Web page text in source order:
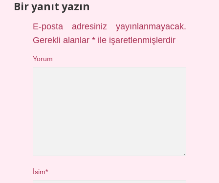
Bir yanıt yazın
E-posta adresiniz yayınlanmayacak.
Gerekli alanlar* ile işaretlenmişlerdir
Yorum
İsim*